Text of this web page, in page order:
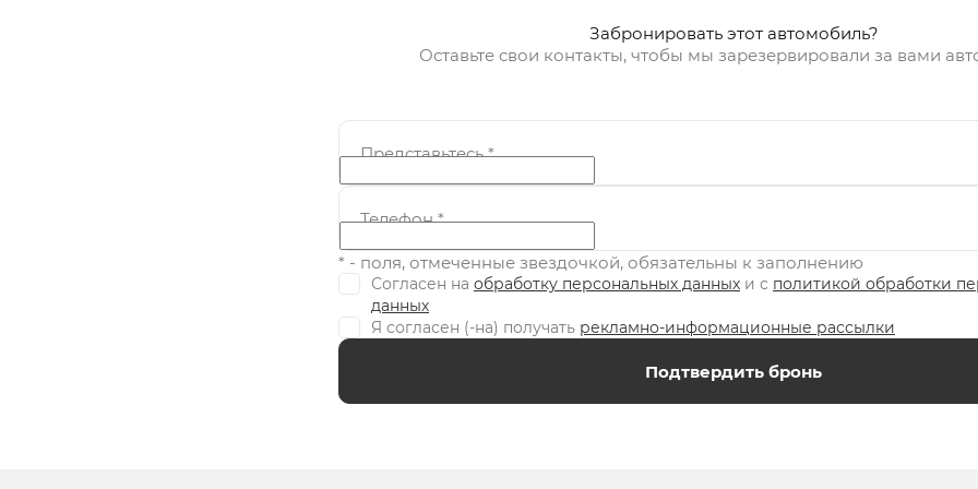
Забронировать этот автомобиль?
Оставьте свои контакты, чтобы мы зарезервировали за вами
Представьтесь*
Телефон*
* - поля, отмеченные звездочкой, обязательны к заполнению
Согласен на обработку персональных данных и c политикой обработки
данных
Я согласен (-на) получать рекламно-информационные рассылки
Подтвердить бронь